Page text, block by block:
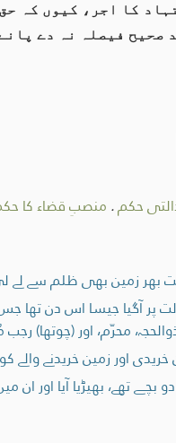
کا اجر، کیوں کہ
صحیح فیصلہ نہ دے
حکم. منصبِ قضاء کا
زمین بھی ظلم سے لے
آگیا جیسا اس دن تھا جس
محرّم، اور (چوتھا)
اور زمین خریدنے والے
تھے، بھیڑیا آیا اور ان